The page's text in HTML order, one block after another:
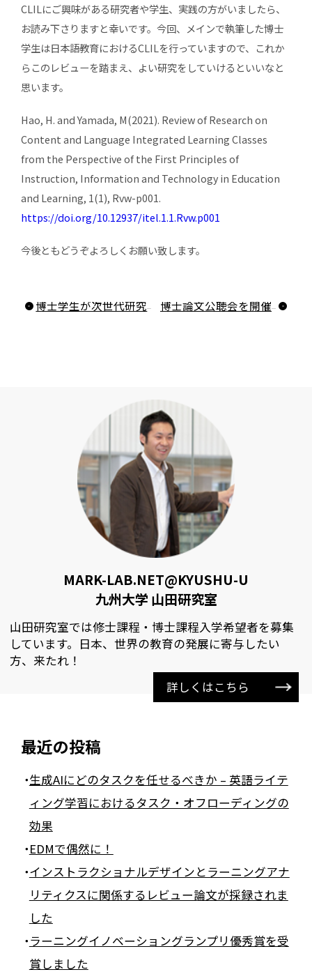
CLILにご興味がある研究者や学生、実践の方がいましたら、
お読み下さりますと幸いです。今回、メインで執筆した博士
学生は日本語教育におけるCLILを行っていますので、これか
らこのレビューを踏まえ、よい研究をしていけるといいなと
思います。
Hao, H. and Yamada, M(2021). Review of Research on
Content and Language Integrated Learning Classes
from the Perspective of the First Principles of
Instruction, Information and Technology in Education
and Learning, 1(1), Rvw-p001.
https://doi.org/10.12937/itel.1.1.Rvw.p001
今後ともどうぞよろしくお願い致します。
博士学生が次世代研究者挑戦的研究プログラムに採択されました 博士論文公聴会を開催致します
MARK-LAB.NET@KYUSHU-U
九州大学 山田研究室
山田研究室では修士課程・博士課程入学希望者を募集
しています。日本、世界の教育の発展に寄与したい
方、来たれ！
詳しくはこちら
最近の投稿
生成AIにどのタスクを任せるべきか – 英語ライテ
ィング学習におけるタスク・オフローディングの
効果
EDMで偶然に！
インストラクショナルデザインとラーニングアナ
リティクスに関係するレビュー論文が採録されま
した
ラーニングイノベーショングランプリ優秀賞を受
賞しました